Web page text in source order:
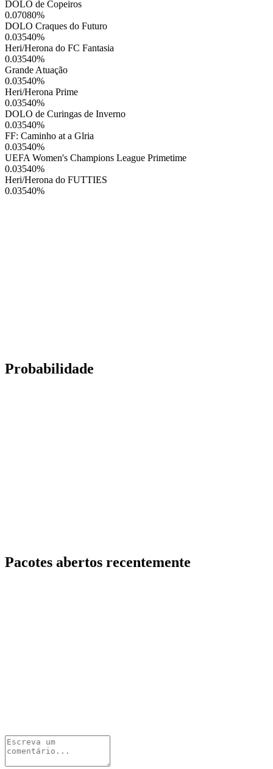
DOLO de Copeiros
0.07080%
DOLO Craques do Futuro
0.03540%
Heri/Herona do FC Fantasia
0.03540%
Grande Atuação
0.03540%
Heri/Herona Prime
0.03540%
DOLO de Curingas de Inverno
0.03540%
FF: Caminho at a Glria
0.03540%
UEFA Women's Champions League Primetime
0.03540%
Heri/Herona do FUTTIES
0.03540%
Probabilidade
Pacotes abertos recentemente